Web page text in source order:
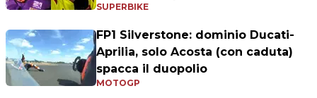
SUPERBIKE
FP1 Silverstone: dominio Ducati-
Aprilia, solo Acosta (con caduta)
spacca il duopolio
MOTOGP